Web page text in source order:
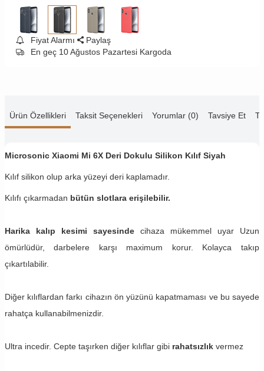
Fiyat Alarmı
Paylaş
En geç 10 Ağustos Pazartesi Kargoda
Ürün Özellikleri Taksit Seçenekleri Yorumlar (0) Tavsiye Et
Microsonic Xiaomi Mi 6X Deri Dokulu Silikon Kılıf Siyah
Kılıf silikon olup arka yüzeyi deri kaplamadır.
Kılıfı çıkarmadan bütün slotlara erişilebilir.
Harika kalıp kesimi sayesindecihaza mükemmel uyar Uzun
ömürlüdür, darbelere karşı maximum korur. Kolayca takıp
çıkartılabilir.
Diğer kılıflardan farkı cihazın ön yüzünü kapatmaması ve bu sayede
rahatça kullanabilmenizdir.
Ultra incedir. Cepte taşırken diğer kılıflar gibi rahatsızlık vermez